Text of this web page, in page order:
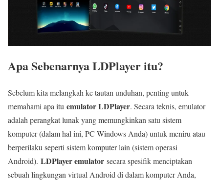
Apa Sebenarnya LDPlayer itu?
Sebelum kita melangkah ke tautan unduhan, penting untuk
memahami apa itu emulator LDPlayer. Secara teknis, emulator
adalah perangkat lunak yang memungkinkan satu sistem
komputer (dalam hal ini, PC Windows Anda) untuk meniru atau
berperilaku seperti sistem komputer lain (sistem operasi
Android). LDPlayer emulator secara spesifik menciptakan
sebuah lingkungan virtual Android di dalam komputer Anda,